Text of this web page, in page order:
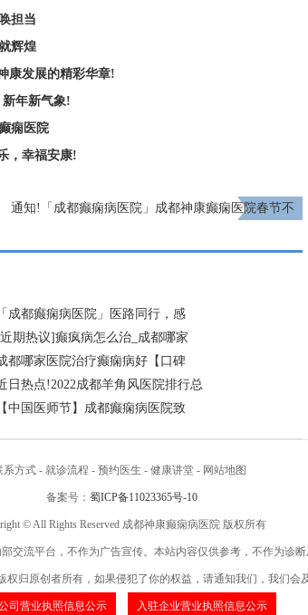
担当
辉煌
康发展的精彩华章!
年新气象!
痫医院
，幸福安康!
通知!​「成都癫痫病医院」成都神康癫痫医院春节不
「成都癫痫病医院」医路同行，感
期热议]癫疯病怎么治_成都哪家
都哪家医院治疗癫痫病好【口碑
日热点!2022成都羊角风医院排行总
【中国医师节】成都癫痫病医院致
系方式 - 就诊流程 - 预约医生 - 健康讲堂 - 网站地图
备案号： 蜀ICP备11023365号-10
© All Rights Reserved 成都神康癫痫病医院 版权所有
交流平台，不作为广告宣传。本站内容仅供参考，不作为诊断
归原创者所有，如果侵犯了你的权益，请通知我们，我们会
司营业执照信息公示 入驻企业营业执照信息公示